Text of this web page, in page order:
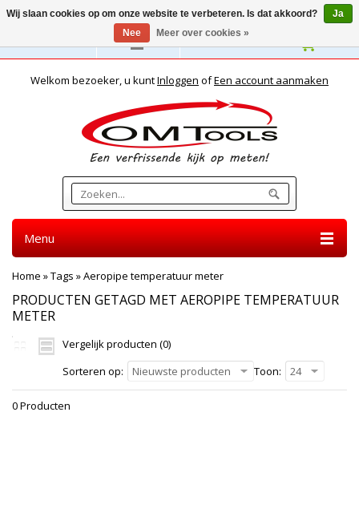
Nederlands
Welkom bezoeker, u kuntInloggen ofEen account aanmaken
Menu
Home »Tags »Aeropipe temperatuur meter
PRODUCTEN GETAGD MET AEROPIPE TEMPERATUUR
METER
Vergelijk producten (0)
Sorteren op:
Nieuwste producten Toon: 24
0 Producten
Wij slaan cookies op om onze website te verbeteren. Is dat akkoord?
Ja
Nee
Meer over cookies »